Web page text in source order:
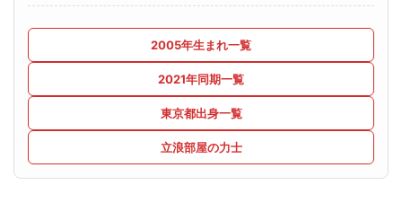
2005年生まれ一覧
2021年同期一覧
東京都出身一覧
立浪部屋の力士